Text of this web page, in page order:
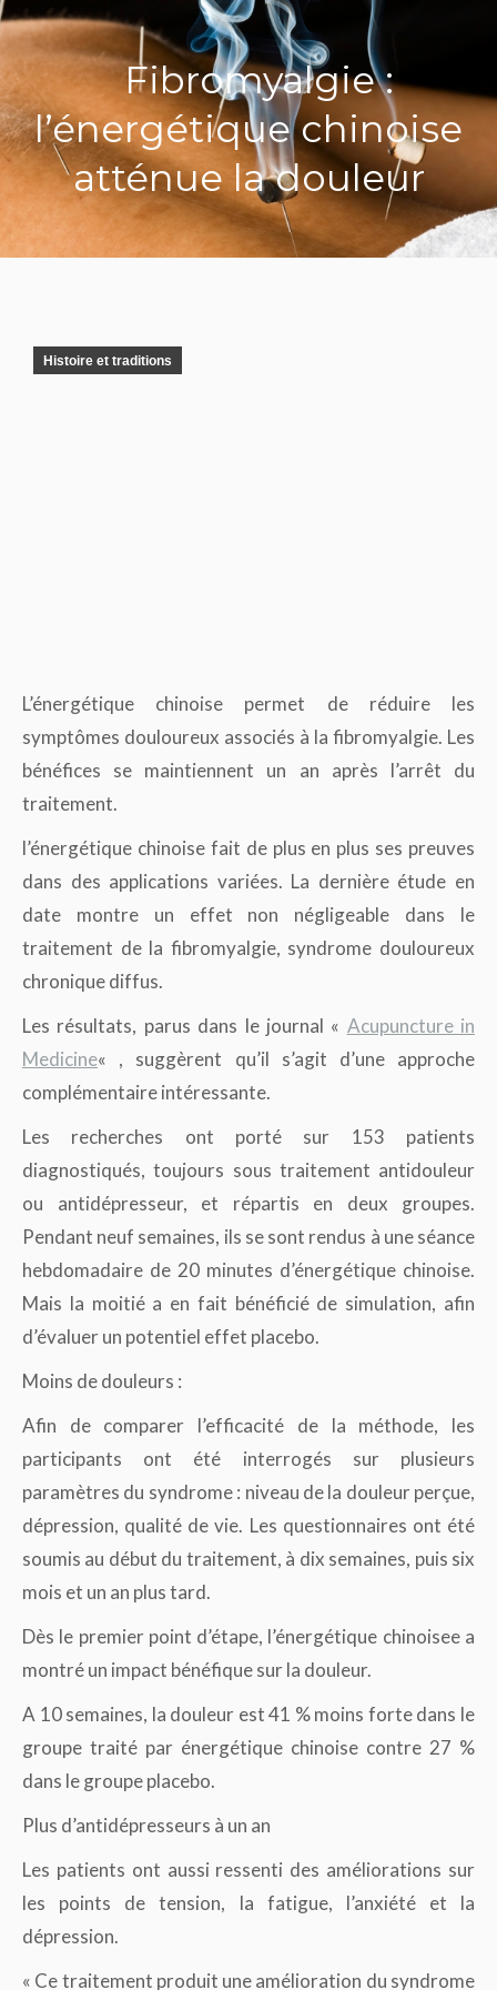
Fibromyalgie :
l’énergétique chinoise
atténue la douleur
Histoire et traditions
L’énergétique chinoise permet de réduire les
symptômes douloureux associés à la fibromyalgie. Les
bénéfices se maintiennent un an après l’arrêt du
traitement.
l’énergétique chinoise fait de plus en plus ses preuves
dans des applications variées. La dernière étude en
date montre un effet non négligeable dans le
traitement de la fibromyalgie, syndrome douloureux
chronique diffus.
Les résultats, parus dans le journal « Acupuncture in
Medicine« , suggèrent qu’il s’agit d’une approche
complémentaire intéressante.
Les recherches ont porté sur 153 patients
diagnostiqués, toujours sous traitement antidouleur
ou antidépresseur, et répartis en deux groupes.
Pendant neuf semaines, ils se sont rendus à une séance
hebdomadaire de 20 minutes d’énergétique chinoise.
Mais la moitié a en fait bénéficié de simulation, afin
d’évaluer un potentiel effet placebo.
Moins de douleurs :
Afin de comparer l’efficacité de la méthode, les
participants ont été interrogés sur plusieurs
paramètres du syndrome : niveau de la douleur perçue,
dépression, qualité de vie. Les questionnaires ont été
soumis au début du traitement, à dix semaines, puis six
mois et un an plus tard.
Dès le premier point d’étape, l’énergétique chinoisee a
montré un impact bénéfique sur la douleur.
A 10 semaines, la douleur est 41 % moins forte dans le
groupe traité par énergétique chinoise contre 27 %
dans le groupe placebo.
Plus d’antidépresseurs à un an
Les patients ont aussi ressenti des améliorations sur
les points de tension, la fatigue, l’anxiété et la
dépression.
« Ce traitement produit une amélioration du syndrome